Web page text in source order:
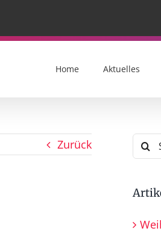
Home Aktuelles
Zurück
nach: